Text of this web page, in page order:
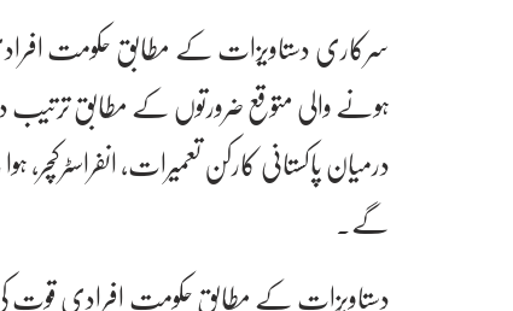
درمیان پاکستانی کارکن تعمیرات،
گے۔